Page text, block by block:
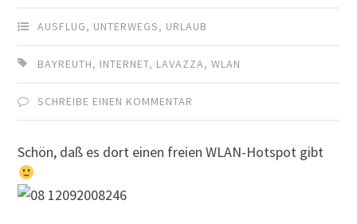
AUSFLUG, UNTERWEGS, URLAUB
BAYREUTH, INTERNET, LAVAZZA,WLAN
SCHREIBE EINEN KOMMENTAR
Schön, daß es dort einen freien WLAN-Hotspot gibt